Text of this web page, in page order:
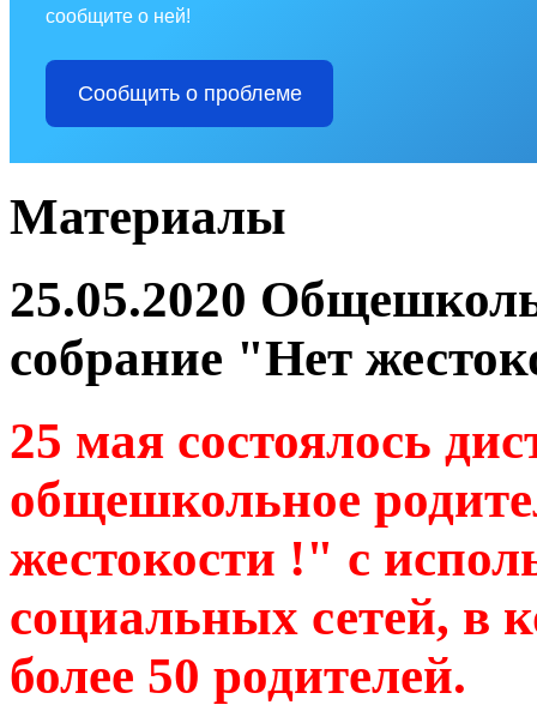
сообщите о ней!
Сообщить о проблеме
Материалы
25.05.2020
собрание "Нет
25 мая состоялось
общешкольное
жестокости !" с
социальных сетей, в
более 50 родителей.